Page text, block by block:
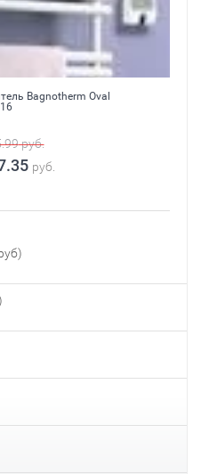
Bagnotherm Oval
руб.
руб.